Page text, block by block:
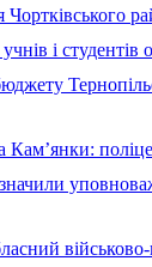
і студентів